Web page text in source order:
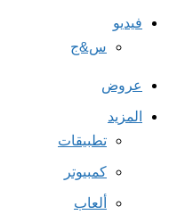
فيديو
س&ج
عروض
المزيد
تطبيقات
كمبيوتر
ألعاب